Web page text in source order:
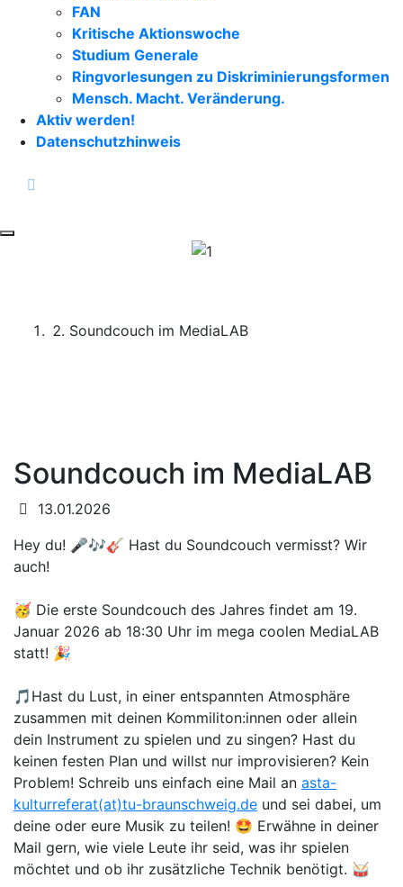
FAN
Kritische Aktionswoche
Studium Generale
Ringvorlesungen zu Diskriminierungsformen
Mensch. Macht. Veränderung.
Aktiv werden!
Datenschutzhinweis
facebook
Start
Soundcouch im MediaLAB
Soundcouch im MediaLAB
Datum:
13.01.2026
Hey du! 🎤🎶🎸 Hast du Soundcouch vermisst? Wir
auch!
🥳 Die erste Soundcouch des Jahres findet am 19.
Januar 2026 ab 18:30 Uhr im mega coolen MediaLAB
statt! 🎉
🎵Hast du Lust, in einer entspannten Atmosphäre
zusammen mit deinen Kommiliton:innen oder allein
dein Instrument zu spielen und zu singen? Hast du
keinen festen Plan und willst nur improvisieren? Kein
Problem! Schreib uns einfach eine Mail an asta-
kulturreferat(at)tu-braunschweig.de und sei dabei, um
deine oder eure Musik zu teilen! 🤩 Erwähne in deiner
Mail gern, wie viele Leute ihr seid, was ihr spielen
möchtet und ob ihr zusätzliche Technik benötigt. 🥁